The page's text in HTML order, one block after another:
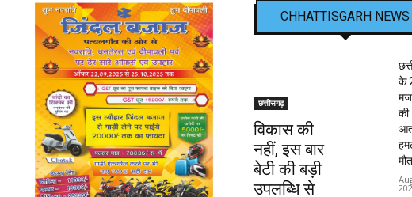
CHHATTISGARH NEWS
छत्तीसगढ़
विकास की
नहीं, इस बार
बेटी की बड़ी
उपलब्धि से
के
की